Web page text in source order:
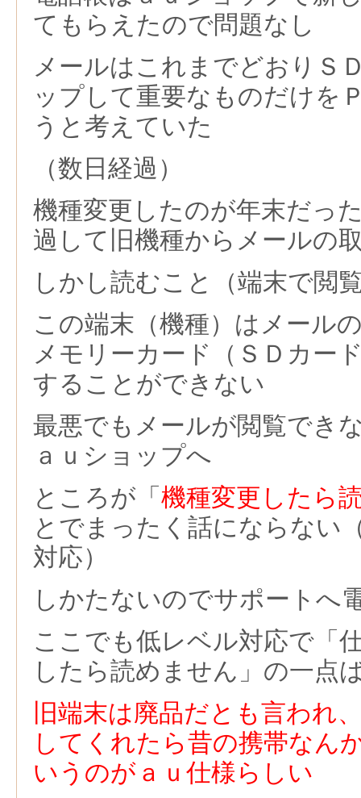
てもらえたので問題なし
メールはこれまでどおりＳ
ップして重要なものだけを
うと考えていた
（数日経過）
機種変更したのが年末だっ
過して旧機種からメールの
しかし読むこと（端末で閲
この端末（機種）はメール
メモリーカード（ＳＤカー
することができない
最悪でもメールが閲覧でき
ａｕショップへ
ところが「 機種変更したら
とでまったく話にならない
対応）
しかたないのでサポートへ
ここでも低レベル対応で「
したら読めません」の一点
旧端末は廃品だとも言われ
してくれたら昔の携帯なん
いうのがａｕ仕様らしい